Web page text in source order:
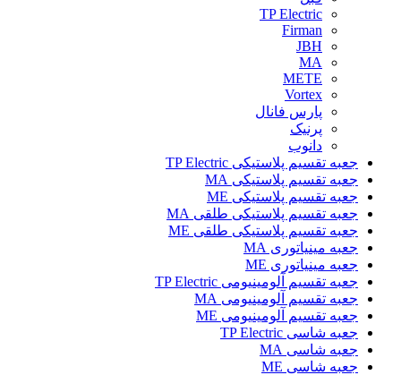
TP Electric
Firman
JBH
MA
METE
Vortex
پارس فانال
پرنیک
دانوب
جعبه تقسیم پلاستیکی TP Electric
جعبه تقسیم پلاستیکی MA
جعبه تقسیم پلاستیکی ME
جعبه تقسیم پلاستیکی طلقی MA
جعبه تقسیم پلاستیکی طلقی ME
جعبه مینیاتوری MA
جعبه مینیاتوری ME
جعبه تقسیم آلومینیومی TP Electric
جعبه تقسیم آلومینیومی MA
جعبه تقسیم آلومینیومی ME
جعبه شاسی TP Electric
جعبه شاسی MA
جعبه شاسی ME